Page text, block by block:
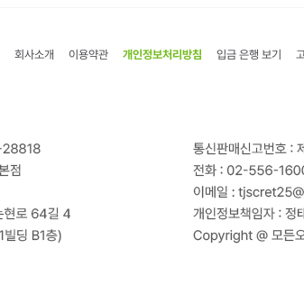
회사소개 이용약관 개인정보처리방침 입금 은행 보기